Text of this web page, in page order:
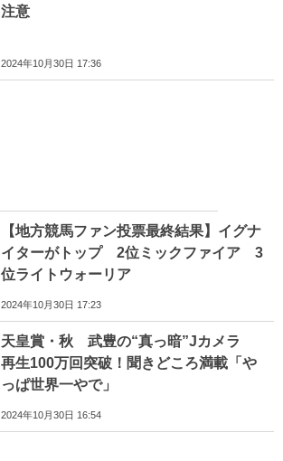
注意
2024年10月30日 17:36
【地方競馬ファン投票最終結果】イグナ
イターがトップ 2位ミックファイア 3
位ライトウォーリア
2024年10月30日 17:23
天皇賞・秋 武豊の“真っ暗”Jカメラ
再生100万回突破！聞きどころ満載「や
っぱ世界一やで」
2024年10月30日 16:54